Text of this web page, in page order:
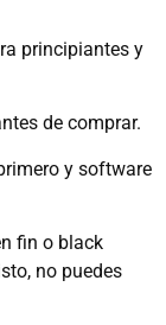
principiantes y
de comprar.
y software
fin o black
no puedes